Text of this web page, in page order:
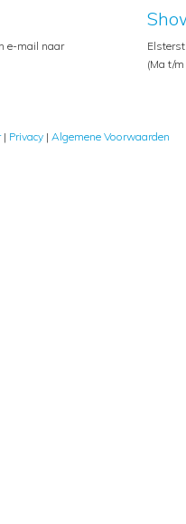
e-mail naar
(Ma t/
| Privacy | Algemene Voorwaarden